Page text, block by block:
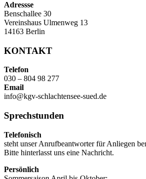
Adressse
Benschallee 30
Vereinshaus Ulmenweg 13
14163 Berlin
KONTAKT
Telefon
030 – 804 98 277
Email
info@kgv-schlachtensee-sued.de
Sprechstunden
Telefonisch
steht unser Anrufbeantworter für Anliegen
Bitte hinterlasst uns eine Nachricht.
Persönlich